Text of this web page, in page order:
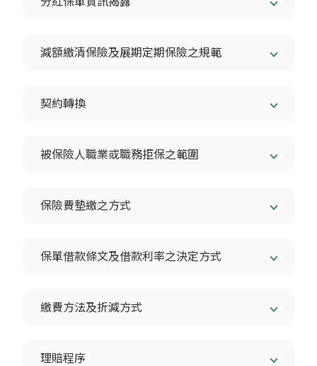
減額繳清保險及展期定期保險之規範
契約轉換
被保險人職業或職務拒保之範圍
保險費墊繳之方式
保單借款條文及借款利率之決定方式
繳費方法及折減方式
理賠程序